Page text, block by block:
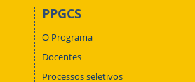
PPGCS
O Programa
Docentes
Processos seletivos